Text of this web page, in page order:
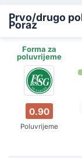
Prvo/drugo
Poraz
Forma za
poluvrijeme
0.90
Poluvrijeme